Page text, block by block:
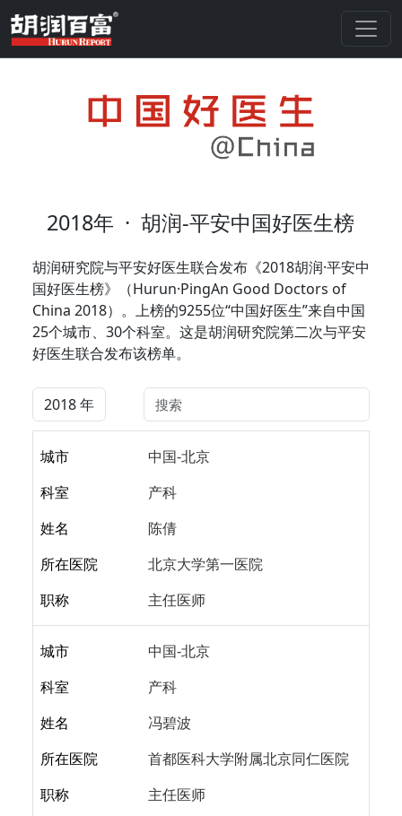
2018年 · 胡润-平安中国好医生榜
胡润研究院与平安好医生联合发布《2018胡润·平安中
国好医生榜》（Hurun·PingAn Good Doctors of
China 2018）。上榜的9255位“中国好医生”来自中国
25个城市、30个科室。这是胡润研究院第二次与平安
好医生联合发布该榜单。
城市
中国-北京
科室
产科
姓名
陈倩
所在医院
北京大学第一医院
职称
主任医师
城市
中国-北京
科室
产科
姓名
冯碧波
所在医院
首都医科大学附属北京同仁医院
职称
主任医师